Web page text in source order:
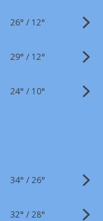
26° / 12°
29° / 12°
24° / 10°
34° /26°
32° /28°